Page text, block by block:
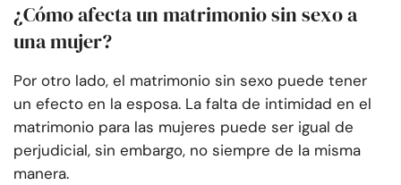
¿Cómo afecta un matrimonio sin sexo a
una mujer?
Por otro lado, el matrimonio sin sexo puede tener
un efecto en la esposa. La falta de intimidad en el
matrimonio para las mujeres puede ser igual de
perjudicial, sin embargo, no siempre de la misma
manera.